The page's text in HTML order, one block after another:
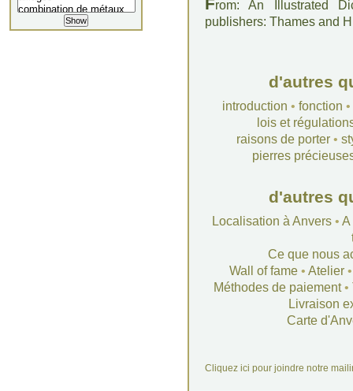
rom: An Illustrated
publishers: Thames and
d'autres
introduction • fonction •
lois et
raisons de porter•
pierres
d'autres
Localisation à Anvers• A
Ce que nous
Wall of fame• Atelier
Méthodes de paiement•
Livraison
Carte
Cliquez ici pour joindre notre